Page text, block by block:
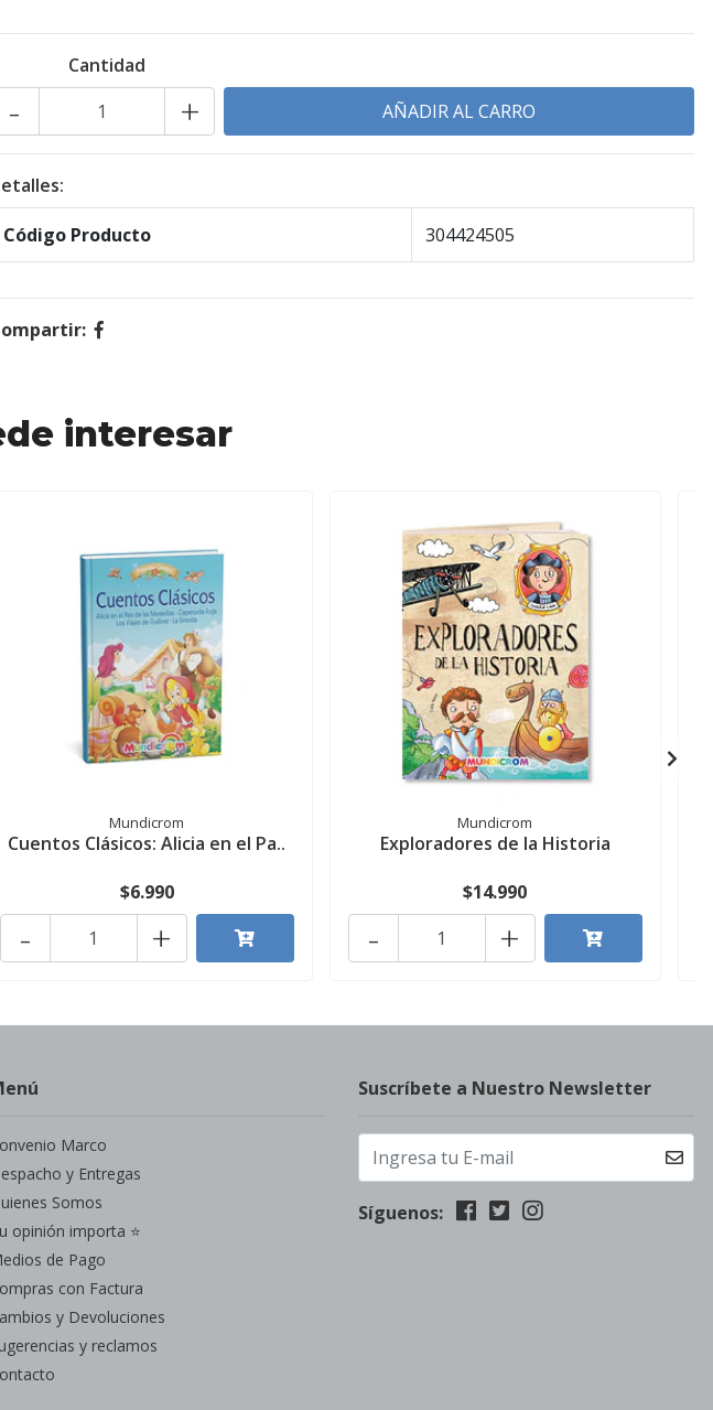
Cantidad
+
-
Código Producto 304424505
interesar
Mundicrom
Cuentos Clásicos: Alicia en el Pa..
$6.990
+
-
Mundicrom
Exploradores de la Historia
$14.990
+
-
Marco
y Entregas
Somos
opinión importa ⭐
de Pago
con Factura
y Devoluciones
y reclamos
Suscríbete a Nuestro Newsletter
Síguenos: